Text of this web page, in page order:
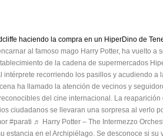
haciendo la compra en un HiperDino de
al famoso mago Harry Potter, ha vuelto a
de la cadena de supermercados
recorriendo los pasillos y acudiendo a
ha llamado la atención de vecinos y
del cine internacional. La reaparición
ciudadanos se llevaran una sorpresa al verlo
#parati ♬ Harry Potter – The Intermezzo
estancia en el Archipiélago. Se desconoce si su